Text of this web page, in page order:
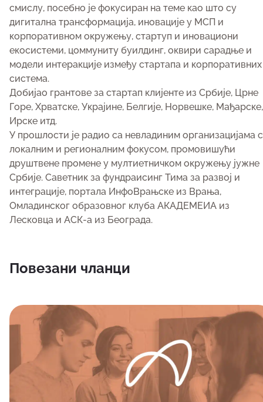
смислу, посебно је фокусиран на теме као што су
дигитална трансформација, иновације у МСП и
корпоративном окружењу, стартуп и иновациони
екосистеми, цоммунитy буилдинг, оквири сарадње и
модели интеракције између стартапа и корпоративних
система.
Добијао грантове за стартап клијенте из Србије, Црне
Горе, Хрватске, Украјине, Белгије, Норвешке, Мађарске,
Ирске итд.
У прошлости је радио са невладиним организацијама
локалним и регионалним фокусом, промовишући
друштвене промене у мултиетничком окружењу јужне
Србије. Саветник за фундраисинг Тима за развој и
интеграције, портала ИнфоВрањске из Врања,
Омладинског образовног клуба АКАДЕМЕИА из
Лесковца и АСК-а из Београда.
Повезани чланци